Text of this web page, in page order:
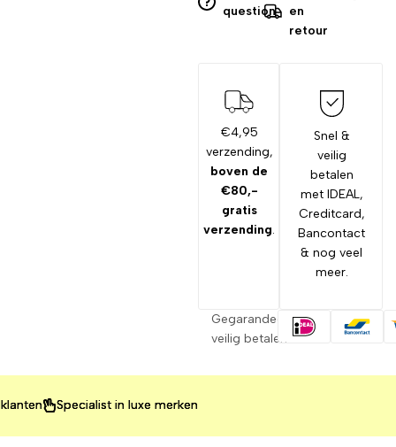
question
en
retour
€4,95
verzending,
boven de
€80,-
gratis
verzending.
Snel &
veilig
betalen
met IDEAL,
Creditcard,
Bancontact
& nog veel
meer.
Gegarandeerd
veilig betalen
Specialist in luxe merken
Specialist in luxe merken
Specialist in luxe merken